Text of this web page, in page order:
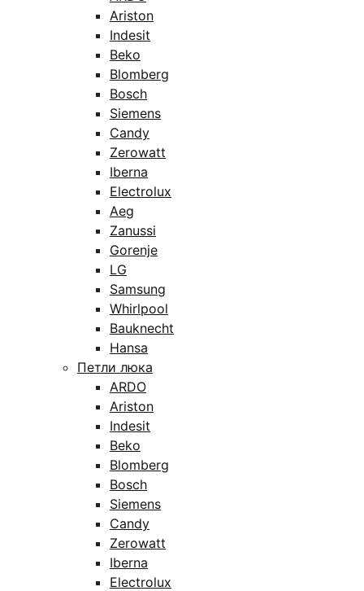
Ariston
Indesit
Beko
Blomberg
Bosch
Siemens
Candy
Zerowatt
Iberna
Electrolux
Aeg
Zanussi
Gorenje
LG
Samsung
Whirlpool
Bauknecht
Hansa
Петли люка
ARDO
Ariston
Indesit
Beko
Blomberg
Bosch
Siemens
Candy
Zerowatt
Iberna
Electrolux